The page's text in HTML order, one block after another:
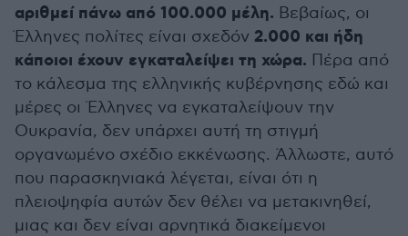
αριθμεί πάνω από 100.000 μέλη. Βεβαίως, οι
Έλληνες πολίτες είναι σχεδόν 2.000 και ήδη
κάποιοι έχουν εγκαταλείψει τη χώρα. Πέρα από
το κάλεσμα της ελληνικής κυβέρνησης εδώ και
μέρες οι Έλληνες να εγκαταλείψουν την
Ουκρανία, δεν υπάρχει αυτή τη στιγμή
οργανωμένο σχέδιο εκκένωσης. Άλλωστε, αυτό
που παρασκηνιακά λέγεται, είναι ότι η
πλειοψηφία αυτών δεν θέλει να μετακινηθεί,
μιας και δεν είναι αρνητικά διακείμενοι